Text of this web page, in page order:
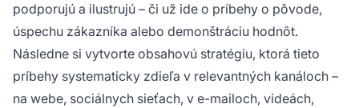
podporujú a ilustrujú – či už ide o príbehy o pôvode,
úspechu zákazníka alebo demonštráciu hodnôt.
Následne si vytvorte obsahovú stratégiu, ktorá tieto
príbehy systematicky zdieľa v relevantných kanáloch –
na webe, sociálnych sieťach, v e-mailoch, videách,